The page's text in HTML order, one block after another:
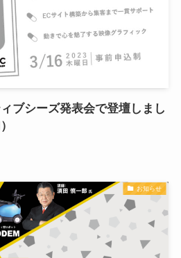
ブシーズ発表会で登壇しまし
お知らせ